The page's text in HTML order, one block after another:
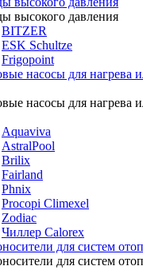
высокого давления
BITZER
ESK Schultze
Frigopoint
насосы для нагрева
насосы для нагрева
Aquaviva
AstralPool
Brilix
Fairland
Phnix
Procopi Climexel
Zodiac
Чиллер Calorex
для систем
для систем